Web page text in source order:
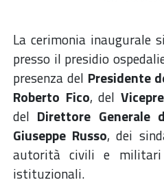
La cerimonia inaugurale
presso il presidio
presenza del Presidente
Roberto Fico, del
del Direttore Generale
Giuseppe Russo, dei
autorità civili e militari
istituzionali.